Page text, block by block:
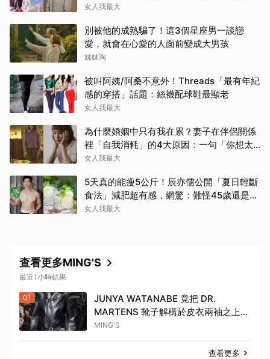
食是關鍵！
女人我最大
別被他的成熟騙了！這3個星座男一談戀
愛，就會在心愛的人面前變成大男孩
姊妹淘
被叫阿姨/阿桑不意外！Threads「最有年紀
感的穿搭」話題：絲襪配球鞋最顯老
女人我最大
為什麼婚姻中只有我在累？妻子在伴侶關係
裡「自我消耗」的4大原因：一句「你想太
多」讓人無奈
女人我最大
5天真的能瘦5公斤！辰亦儒公開「夏日輕斷
食法」減肥超有感，網驚：難怪45歲還是男
神
女人我最大
查看更多MING'S
最近1小時結果
01
JUNYA WATANABE 竟把 DR.
MARTENS 靴子解構於皮衣兩袖之上？
｜ 渡邊淳彌基於「造物」的解構主義精
MING'S
查看更多